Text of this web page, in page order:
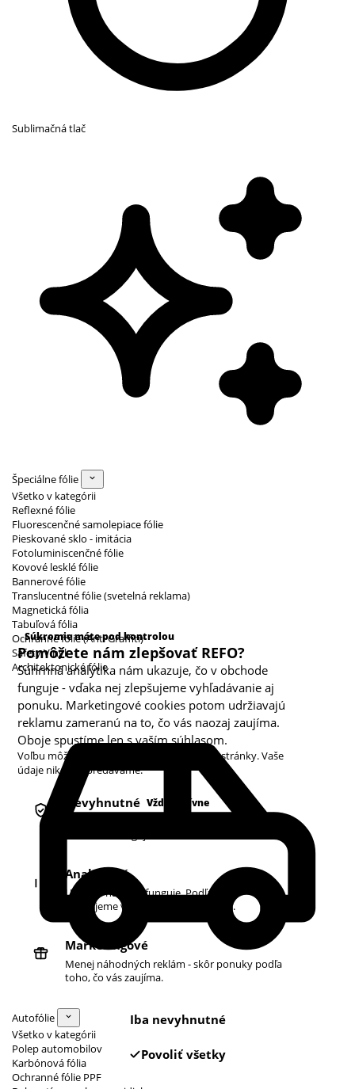
Sublimačná tlač
Špeciálne fólie
Všetko v kategórii
Reflexné fólie
Fluorescenčné samolepiace fólie
Pieskované sklo - imitácia
Fotoluminiscenčné fólie
Kovové lesklé fólie
Bannerové fólie
Translucentné fólie (svetelná reklama)
Magnetická fólia
Tabuľová fólia
Ochranné fólie (Anti Graffiti)
Safety Vinyl
Architektonické fólie
Autofólie
Všetko v kategórii
Polep automobilov
Karbónová fólia
Ochranné fólie PPF
Súkromie máte pod kontrolou
Pomôžete nám zlepšovať REFO?
Súhrnná analytika nám ukazuje, čo v obchode
funguje - vďaka nej zlepšujeme vyhľadávanie aj
ponuku. Marketingové cookies potom udržiavajú
reklamu zameranú na to, čo vás naozaj zaujíma.
Oboje spustíme len s vaším súhlasom.
Voľbu môžete kedykoľvek zmeniť v pätičke stránky. Vaše
údaje nikdy nepredávame.
Kategórie cookies
Nevyhnutné Vždy aktívne
Analytické
Ukazujú nám, čo funguje. Podľa toho
zlepšujeme vyhľadávanie aj ponuku.
Marketingové
Menej náhodných reklám - skôr ponuky podľa
toho, čo vás zaujíma.
Iba nevyhnutné
Povoliť všetky